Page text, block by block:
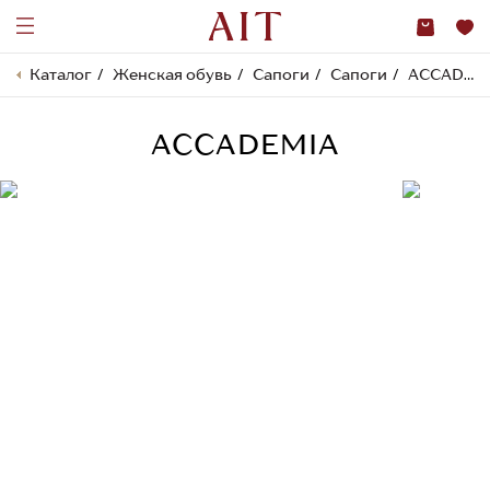
Каталог Женская обувь Сапоги Сапоги ACCADEMIA
ACCADEMIA